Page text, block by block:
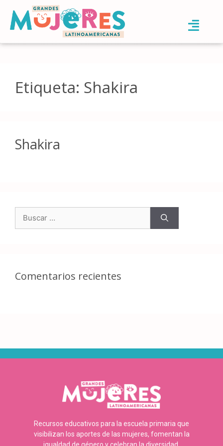
Etiqueta: Shakira
Shakira
Comentarios recientes
Recursos educativos para la escuela primaria que
visibilizan los aportes de las mujeres, fomentan la
igualdad de género y celebran la diversidad.